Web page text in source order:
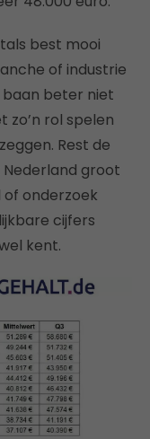
best mooi
of industrie
baan beter niet
zo’n rol spelen
Rest de
groot
of onderzoek
cijfers
kent.